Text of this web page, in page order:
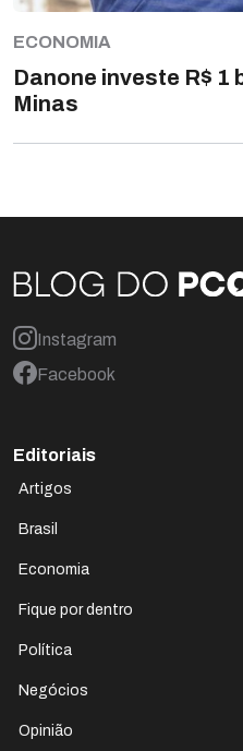
ECONOMIA
Danone investe R$ 1
Minas
Instagram
Facebook
Editoriais
Artigos
Brasil
Economia
Fique por dentro
Política
Negócios
Opinião